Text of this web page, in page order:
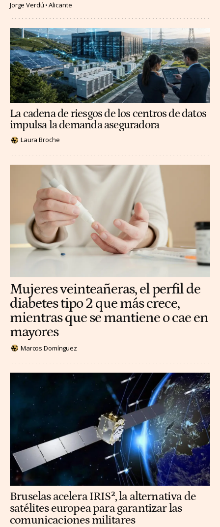
Jorge Verdú Alicante
La cadena de riesgos de los centros de datos
impulsa la demanda aseguradora
Laura Broche
Mujeres veinteañeras, el perfil de
diabetes tipo 2 que más crece,
mientras que se mantiene o cae en
mayores
Marcos Domínguez
Bruselas acelera IRIS², la alternativa de
satélites europea para garantizar las
comunicaciones militares